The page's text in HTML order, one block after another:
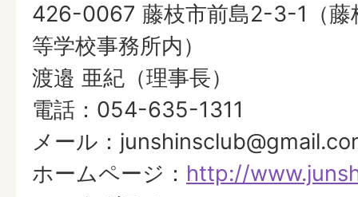
426-0067 藤枝市前島2-3-1（藤
等学校事務所内）
渡邉 亜紀（理事長）
電話：054-635-1311
メール：
ホームページ： http://